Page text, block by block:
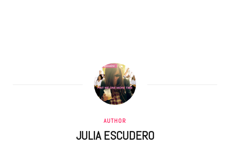
AUTHOR
JULIA ESCUDERO